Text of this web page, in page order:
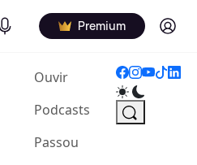
Podcasts Premium Log in
Ouvir(current)
Podcasts
Passou